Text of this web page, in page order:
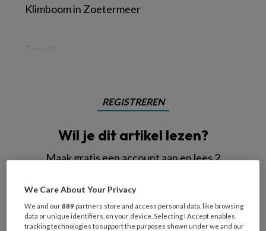
Klimboom in Zoetermeer
REGISTREREN
Wil je dit artikel lezen?
Maak gratis een account aan en lees 2
Al een account of abonnement?Log dan in
We Care About Your Privacy
We and our889 partners store and access personal data, like browsing
data or unique identifiers, on your device. Selecting I Accept enables
tracking technologies to support the purposes shown under we and our